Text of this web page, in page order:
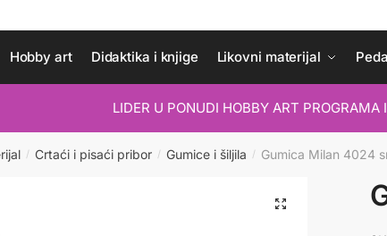
Hobby art Didaktika i knjige Likovni materijal
LIDER U PONUDI HOBBY ART PROGRAMA
/ Crtaći i pisaći pribor / Gumice i šiljila / Gumica Milan 4024